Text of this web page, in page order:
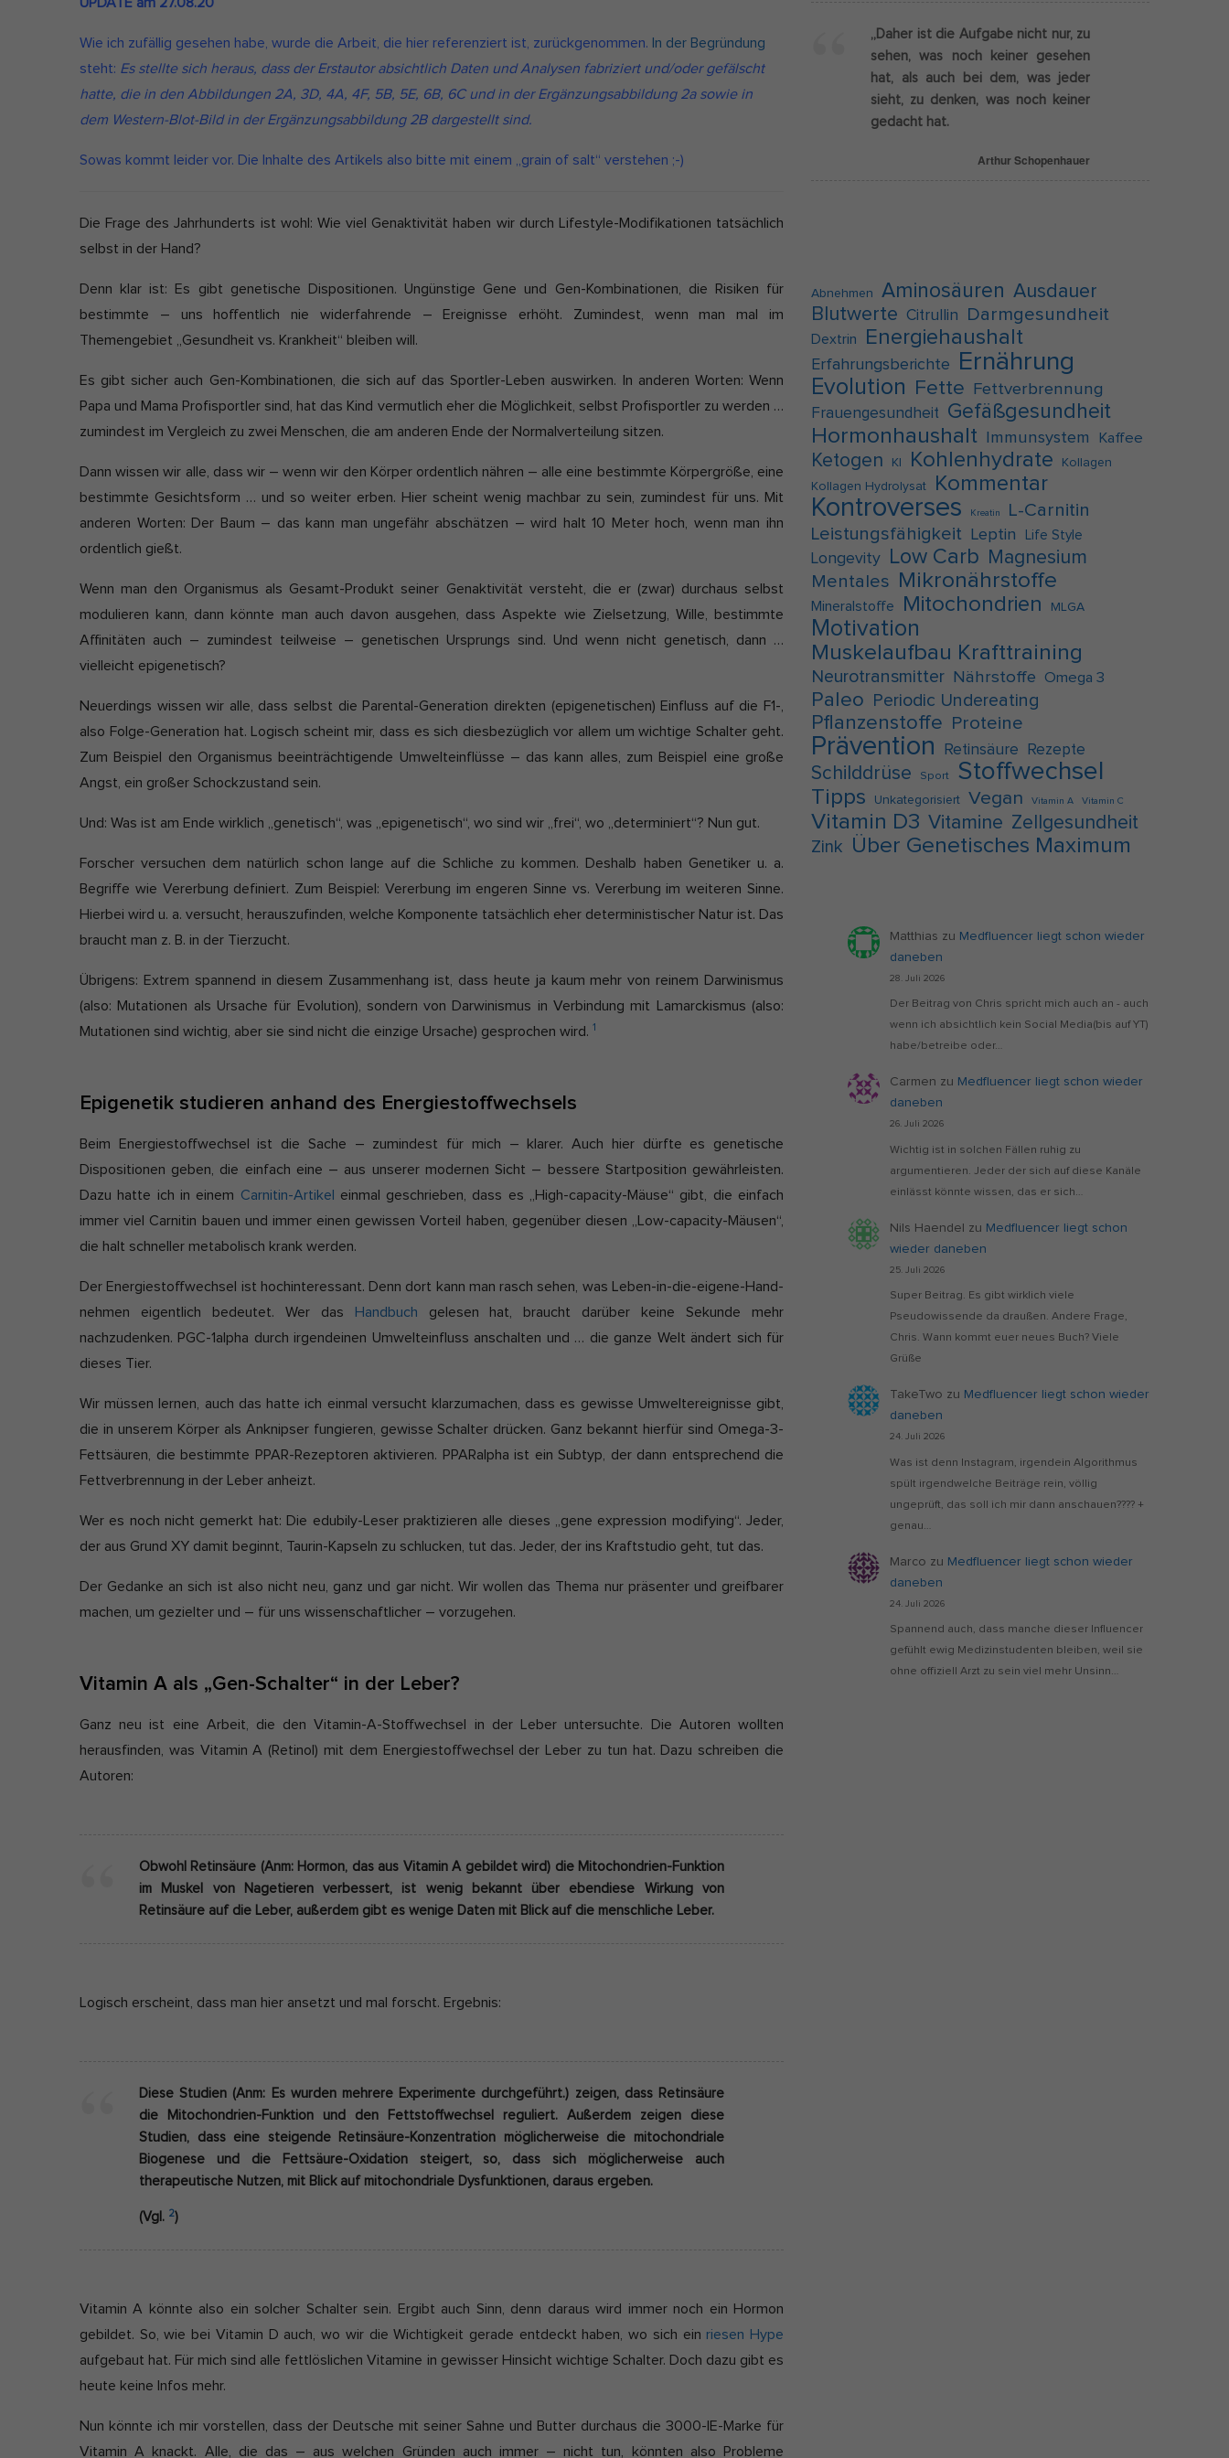
t t
t
:
UPDATE am 27.08.20
Wie ich zufällig gesehen habe, wurde die Arbeit, die hier referenziert ist, zurückgenommen. In der Begründung
steht: Es stellte sich heraus, dass der Erstautor absichtlich Daten und Analysen fabriziert und/oder gefälscht
hatte, die in den Abbildungen 2A, 3D, 4A, 4F, 5B, 5E, 6B, 6C und in der Ergänzungsabbildung 2a sowie in
dem Western-Blot-Bild in der Ergänzungsabbildung 2B dargestellt sind.
Sowas kommt leider vor. Die Inhalte des Artikels also bitte mit einem „grain of salt“ verstehen ;-)
Die Frage des Jahrhunderts ist wohl: Wie viel Genaktivität haben wir durch Lifestyle-Modifikationen tatsächlich
selbst in der Hand?
Denn klar ist: Es gibt genetische Dispositionen. Ungünstige Gene und Gen-Kombinationen, die Risiken für
bestimmte – uns hoffentlich nie widerfahrende – Ereignisse erhöht. Zumindest, wenn man mal im
Themengebiet „Gesundheit vs. Krankheit“ bleiben will.
Es gibt sicher auch Gen-Kombinationen, die sich auf das Sportler-Leben auswirken. In anderen Worten: Wenn
Papa und Mama Profisportler sind, hat das Kind vermutlich eher die Möglichkeit, selbst Profisportler zu werden …
zumindest im Vergleich zu zwei Menschen, die am anderen Ende der Normalverteilung sitzen.
Dann wissen wir alle, dass wir – wenn wir den Körper ordentlich nähren – alle eine bestimmte Körpergröße, eine
bestimmte Gesichtsform … und so weiter erben. Hier scheint wenig machbar zu sein, zumindest für uns. Mit
anderen Worten: Der Baum – das kann man ungefähr abschätzen – wird halt 10 Meter hoch, wenn man ihn
ordentlich gießt.
Wenn man den Organismus als Gesamt-Produkt seiner Genaktivität versteht, die er (zwar) durchaus selbst
modulieren kann, dann könnte man auch davon ausgehen, dass Aspekte wie Zielsetzung, Wille, bestimmte
Affinitäten auch – zumindest teilweise – genetischen Ursprungs sind. Und wenn nicht genetisch, dann …
vielleicht epigenetisch?
Neuerdings wissen wir alle, dass selbst die Parental-Generation direkten (epigenetischen) Einfluss auf die F1-,
also Folge-Generation hat. Logisch scheint mir, dass es sich diesbezüglich vor allem um wichtige Schalter geht.
Zum Beispiel den Organismus beeinträchtigende Umwelteinflüsse – das kann alles, zum Beispiel eine große
Angst, ein großer Schockzustand sein.
Und: Was ist am Ende wirklich „genetisch“, was „epigenetisch“, wo sind wir „frei“, wo „determiniert“? Nun gut.
Forscher versuchen dem natürlich schon lange auf die Schliche zu kommen. Deshalb haben Genetiker u. a.
Begriffe wie Vererbung definiert. Zum Beispiel: Vererbung im engeren Sinne vs. Vererbung im weiteren Sinne.
Hierbei wird u. a. versucht, herauszufinden, welche Komponente tatsächlich eher deterministischer Natur ist. Das
braucht man z. B. in der Tierzucht.
Übrigens: Extrem spannend in diesem Zusammenhang ist, dass heute ja kaum mehr von reinem Darwinismus
(also: Mutationen als Ursache für Evolution), sondern von Darwinismus in Verbindung mit Lamarckismus (also:
Mutationen sind wichtig, aber sie sind nicht die einzige Ursache) gesprochen wird. 1
Epigenetik studieren anhand des Energiestoffwechsels
Beim Energiestoffwechsel ist die Sache – zumindest für mich – klarer. Auch hier dürfte es genetische
Dispositionen geben, die einfach eine – aus unserer modernen Sicht – bessere Startposition gewährleisten.
Dazu hatte ich in einem Carnitin-Artikel
einmal geschrieben, dass es „High-capacity-Mäuse“ gibt, die einfach
immer viel Carnitin bauen und immer einen gewissen Vorteil haben, gegenüber diesen „Low-capacity-Mäusen“,
die halt schneller metabolisch krank werden.
Der Energiestoffwechsel ist hochinteressant. Denn dort kann man rasch sehen, was Leben-in-die-eigene-Hand-
nehmen eigentlich bedeutet. Wer das
Handbuch gelesen hat, braucht darüber keine Sekunde mehr
nachzudenken. PGC-1alpha durch irgendeinen Umwelteinfluss anschalten und … die ganze Welt ändert sich für
dieses Tier.
Wir müssen lernen, auch das hatte ich einmal versucht klarzumachen, dass es gewisse Umweltereignisse gibt,
die in unserem Körper als Anknipser fungieren, gewisse Schalter drücken. Ganz bekannt hierfür sind Omega-3-
Fettsäuren, die bestimmte PPAR-Rezeptoren aktivieren. PPARalpha ist ein Subtyp, der dann entsprechend die
Fettverbrennung in der Leber anheizt.
Wer es noch nicht gemerkt hat: Die edubily-Leser praktizieren alle dieses „gene expression modifying“. Jeder,
der aus Grund XY damit beginnt, Taurin-Kapseln zu schlucken, tut das. Jeder, der ins Kraftstudio geht, tut das.
Der Gedanke an sich ist also nicht neu, ganz und gar nicht. Wir wollen das Thema nur präsenter und greifbarer
machen, um gezielter und – für uns wissenschaftlicher – vorzugehen.
Vitamin A als „Gen-Schalter“ in der Leber?
Ganz neu ist eine Arbeit, die den Vitamin-A-Stoffwechsel in der Leber untersuchte. Die Autoren wollten
herausfinden, was Vitamin A (Retinol) mit dem Energiestoffwechsel der Leber zu tun hat. Dazu schreiben die
Autoren:
Obwohl Retinsäure (Anm: Hormon, das aus Vitamin A gebildet wird) die Mitochondrien-Funktion
im Muskel von Nagetieren verbessert, ist wenig bekannt über ebendiese Wirkung von
Retinsäure auf die Leber, außerdem gibt es wenige Daten mit Blick auf die menschliche Leber.
Logisch erscheint, dass man hier ansetzt und mal forscht. Ergebnis:
Diese Studien (Anm: Es wurden mehrere Experimente durchgeführt.) zeigen, dass Retinsäure
die Mitochondrien-Funktion und den Fettstoffwechsel reguliert. Außerdem zeigen diese
Studien, dass eine steigende Retinsäure-Konzentration möglicherweise die mitochondriale
Biogenese und die Fettsäure-Oxidation steigert, so, dass sich möglicherweise auch
therapeutische Nutzen, mit Blick auf mitochondriale Dysfunktionen, daraus ergeben.
(Vgl. 2)
Vitamin A könnte also ein solcher Schalter sein. Ergibt auch Sinn, denn daraus wird immer noch ein Hormon
gebildet. So, wie bei Vitamin D auch, wo wir die Wichtigkeit gerade entdeckt haben, wo sich ein riesen Hype
aufgebaut hat. Für mich sind alle fettlöslichen Vitamine in gewisser Hinsicht wichtige Schalter. Doch dazu gibt es
heute keine Infos mehr.
Nun könnte ich mir vorstellen, dass der Deutsche mit seiner Sahne und Butter durchaus die 3000-IE-Marke für
Vitamin A knackt. Alle, die das – aus welchen Gründen auch immer – nicht tun, könnten also Probleme
„Daher ist die Aufgabe nicht nur, zu
sehen, was noch keiner gesehen
hat, als auch bei dem, was jeder
sieht, zu denken, was noch keiner
gedacht hat.
Arthur Schopenhauer
Abnehmen Aminosäuren Ausdauer
Blutwerte
Citrullin Darmgesundheit
Dextrin Energiehaushalt
Erfahrungsberichte Ernährung
Evolution Fette Fettverbrennung
Frauengesundheit Gefäßgesundheit
Hormonhaushalt Immunsystem Kaffee
Ketogen KI Kohlenhydrate
Kollagen
Kollagen Hydrolysat
Kommentar
Kontroverses Kreatin
L-Carnitin
Leistungsfähigkeit
Leptin Life Style
Longevity Low Carb Magnesium
Mentales Mikronährstoffe
Mineralstoffe Mitochondrien MLGA
Motivation
Muskelaufbau Krafttraining
Neurotransmitter Nährstoffe Omega 3
Paleo Periodic Undereating
Pflanzenstoffe Proteine
Prävention Retinsäure Rezepte
Schilddrüse Sport Stoffwechsel
Tipps Unkategorisiert Vegan Vitamin A Vitamin C
Vitamin D3 Vitamine Zellgesundheit
Zink Über Genetisches Maximum
Matthias zu Medfluencer liegt schon wieder
daneben
28. Juli 2026
Der Beitrag von Chris spricht mich auch an - auch
wenn ich absichtlich kein Social Media(bis auf YT)
habe/betreibe oder…
Carmen zu Medfluencer liegt schon wieder
daneben
26. Juli 2026
Wichtig ist in solchen Fällen ruhig zu
argumentieren. Jeder der sich auf diese Kanäle
einlässt könnte wissen, das er sich…
Nils Haendel zu Medfluencer liegt schon
wieder daneben
25. Juli 2026
Super Beitrag. Es gibt wirklich viele
Pseudowissende da draußen. Andere Frage,
Chris. Wann kommt euer neues Buch? Viele
Grüße
TakeTwo zu Medfluencer liegt schon wieder
daneben
24. Juli 2026
Was ist denn Instagram, irgendein Algorithmus
spült irgendwelche Beiträge rein, völlig
ungeprüft, das soll ich mir dann anschauen???? +
genau…
Marco zu Medfluencer liegt schon wieder
daneben
24. Juli 2026
Spannend auch, dass manche dieser Influencer
gefühlt ewig Medizinstudenten bleiben, weil sie
ohne offiziell Arzt zu sein viel mehr Unsinn…
Externe Medien
Inhalte von Videoplattformen und Social-Media-Plattformen werden standardmäßig
blockiert. Wenn Cookies von externen Medien akzeptiert werden, bedarf der Zugriff auf
diese Inhalte keiner manuellen Einwilligung mehr.